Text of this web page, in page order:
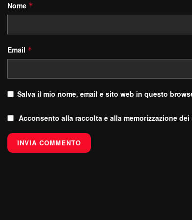
Nome *
Email *
Salva il mio nome, email e sito web in questo
Acconsento alla raccolta e alla memorizzazione